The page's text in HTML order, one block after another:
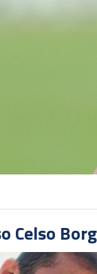
Celso